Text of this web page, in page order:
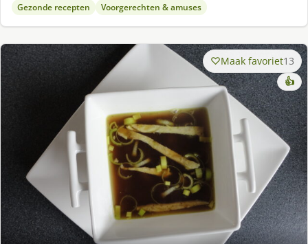
Gezonde recepten Voorgerechten & amuses
Maak favoriet13
👍